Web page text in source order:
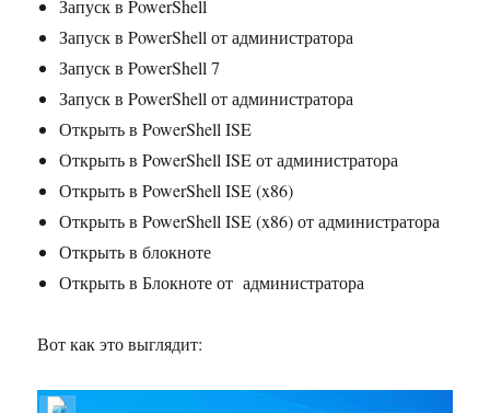
Запуск в PowerShell
Запуск в PowerShell от администратора
Запуск в PowerShell 7
Запуск в PowerShell от администратора
Открыть в PowerShell ISE
Открыть в PowerShell ISE от администратора
Открыть в PowerShell ISE (x86)
Открыть в PowerShell ISE (x86) от администратора
Открыть в блокноте
Открыть в Блокноте от администратора
Вот как это выглядит: